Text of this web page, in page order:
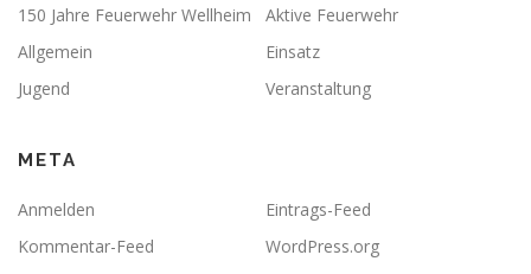
150 Jahre Feuerwehr Wellheim
Aktive Feuerwehr
Allgemein
Einsatz
Jugend
Veranstaltung
META
Anmelden
Eintrags-Feed
Kommentar-Feed
WordPress.org